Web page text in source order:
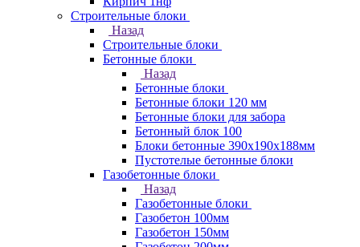
Строительные блоки
Назад
Строительные блоки
Бетонные блоки
Назад
Бетонные блоки
Бетонные блоки 120 мм
Бетонные блоки для забора
Бетонный блок 100
Блоки бетонные 390х190х188мм
Пустотелые бетонные блоки
Газобетонные блоки
Назад
Газобетонные блоки
Газобетон 100мм
Газобетон 150мм